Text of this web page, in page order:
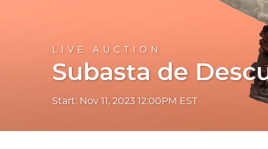
LIVE AUCTION
Subasta de
Start: Nov 11, 2023 12:00PM EST